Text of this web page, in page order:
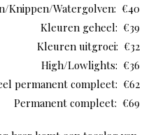
Knippen/Watergolven: €40
Kleuren geheel: €39
Kleuren uitgroei: €32
High/Lowlights: €36
permanent compleet: €62
Permanent compleet: €69